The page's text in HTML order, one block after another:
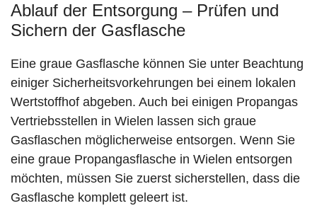
Ablauf der Entsorgung – Prüfen und
Sichern der Gasflasche
Eine graue Gasflasche können Sie unter Beachtung
einiger Sicherheitsvorkehrungen bei einem lokalen
Wertstoffhof abgeben. Auch bei einigen Propangas
Vertriebsstellen in Wielen lassen sich graue
Gasflaschen möglicherweise entsorgen. Wenn Sie
eine graue Propangasflasche in Wielen entsorgen
möchten, müssen Sie zuerst sicherstellen, dass die
Gasflasche komplett geleert ist.